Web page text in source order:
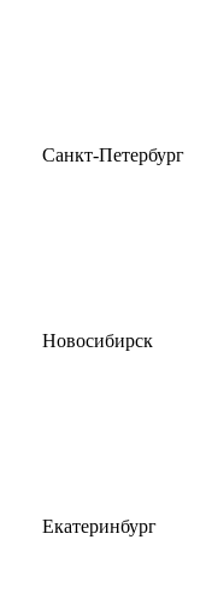
Санкт-Петербург
Новосибирск
Екатеринбург